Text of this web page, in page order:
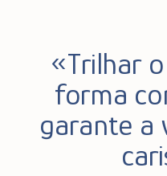
«Trilhar
forma
garante a